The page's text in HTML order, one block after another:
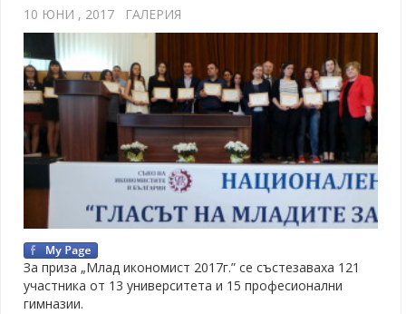
10 ЮНИ , 2017 ГАЛЕРИЯ
За приза „Млад икономист 2017г.” се състезаваха 121
участника от 13 университета и 15 професионални
гимназии.